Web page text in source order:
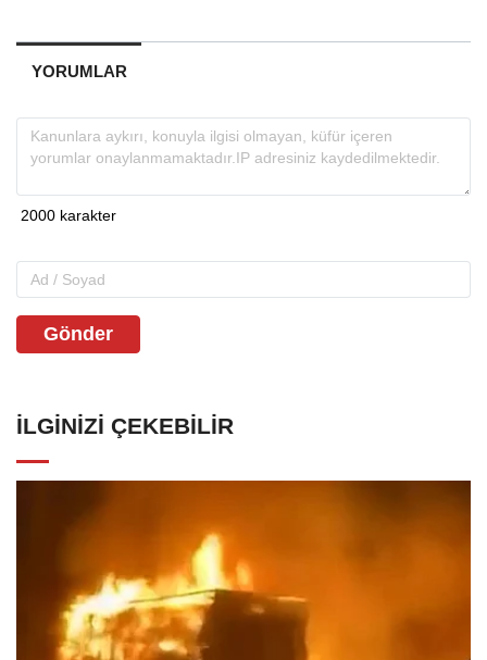
YORUMLAR
Gönder
İLGINIZI ÇEKEBILIR